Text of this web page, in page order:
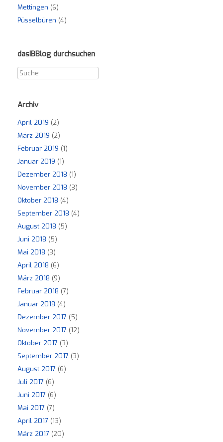
Mettingen (6)
Püsselbüren (4)
dasIBBlog durchsuchen
Archiv
April 2019 (2)
März 2019 (2)
Februar 2019 (1)
Januar 2019 (1)
Dezember 2018 (1)
November 2018 (3)
Oktober 2018 (4)
September 2018 (4)
August 2018 (5)
Juni 2018 (5)
Mai 2018 (3)
April 2018 (6)
März 2018 (9)
Februar 2018 (7)
Januar 2018 (4)
Dezember 2017 (5)
November 2017 (12)
Oktober 2017 (3)
September 2017 (3)
August 2017 (6)
Juli 2017 (6)
Juni 2017 (6)
Mai 2017 (7)
April 2017 (13)
März 2017 (20)